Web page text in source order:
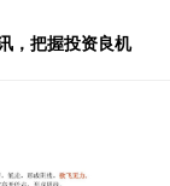
，把握投资良机